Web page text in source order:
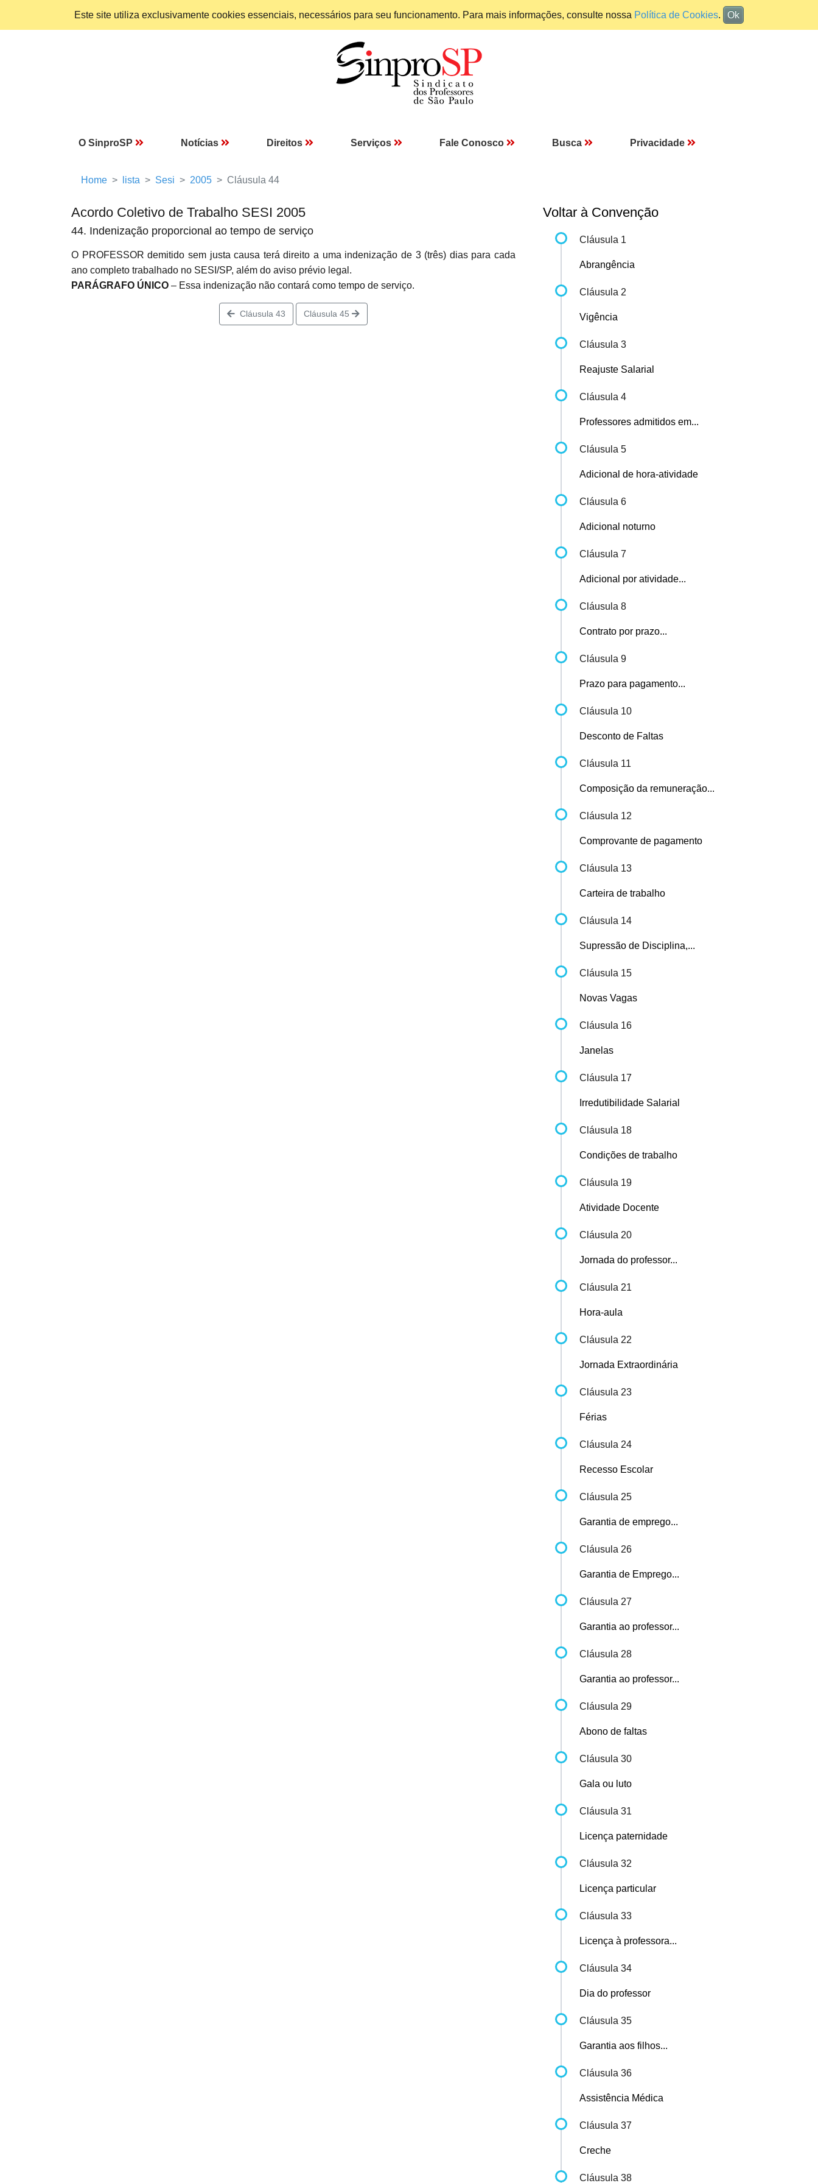
Este site utiliza exclusivamente cookies essenciais, necessários para seu funcionamento. Para mais informações, consulte nossa Política de Cookies. Ok
O SinproSP Notícias Direitos Serviços Fale Conosco Busca Privacidade
Home lista Sesi 2005 Cláusula 44
Acordo Coletivo de Trabalho SESI 2005
44. Indenização proporcional ao tempo de serviço
O PROFESSOR demitido sem justa causa terá direito a uma indenização de 3 (três) dias para cada
ano completo trabalhado no SESI/SP, além do aviso prévio legal.
PARÁGRAFO ÚNICO – Essa indenização não contará como tempo de serviço.
Cláusula 43 Cláusula 45
Voltar à Convenção
Cláusula 1
Abrangência
Cláusula 2
Vigência
Cláusula 3
Reajuste Salarial
Cláusula 4
Professores admitidos em...
Cláusula 5
Adicional de hora-atividade
Cláusula 6
Adicional noturno
Cláusula 7
Adicional por atividade...
Cláusula 8
Contrato por prazo...
Cláusula 9
Prazo para pagamento...
Cláusula 10
Desconto de Faltas
Cláusula 11
Composição da remuneração...
Cláusula 12
Comprovante de pagamento
Cláusula 13
Carteira de trabalho
Cláusula 14
Supressão de Disciplina,...
Cláusula 15
Novas Vagas
Cláusula 16
Janelas
Cláusula 17
Irredutibilidade Salarial
Cláusula 18
Condições de trabalho
Cláusula 19
Atividade Docente
Cláusula 20
Jornada do professor...
Cláusula 21
Hora-aula
Cláusula 22
Jornada Extraordinária
Cláusula 23
Férias
Cláusula 24
Recesso Escolar
Cláusula 25
Garantia de emprego...
Cláusula 26
Garantia de Emprego...
Cláusula 27
Garantia ao professor...
Cláusula 28
Garantia ao professor...
Cláusula 29
Abono de faltas
Cláusula 30
Gala ou luto
Cláusula 31
Licença paternidade
Cláusula 32
Licença particular
Cláusula 33
Licença à professora...
Cláusula 34
Dia do professor
Cláusula 35
Garantia aos filhos...
Cláusula 36
Assistência Médica
Cláusula 37
Creche
Cláusula 38